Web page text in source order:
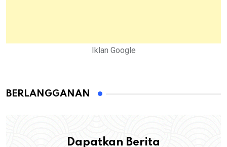
Iklan Google
BERLANGGANAN
Dapatkan Berita